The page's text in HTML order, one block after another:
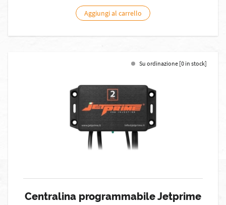
Aggiungi al carrello
Su ordinazione [0 in stock]
Centralina programmabile Jetprime